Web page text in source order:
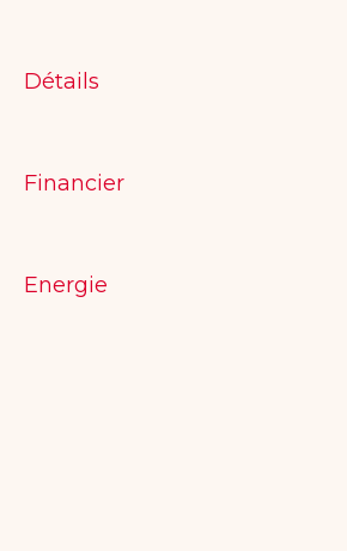
Détails
Financier
Energie